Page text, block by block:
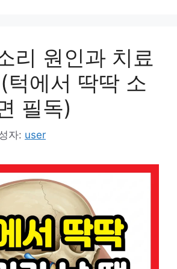
리 원인과 치료
턱에서 딱딱 소
필독)
자: user